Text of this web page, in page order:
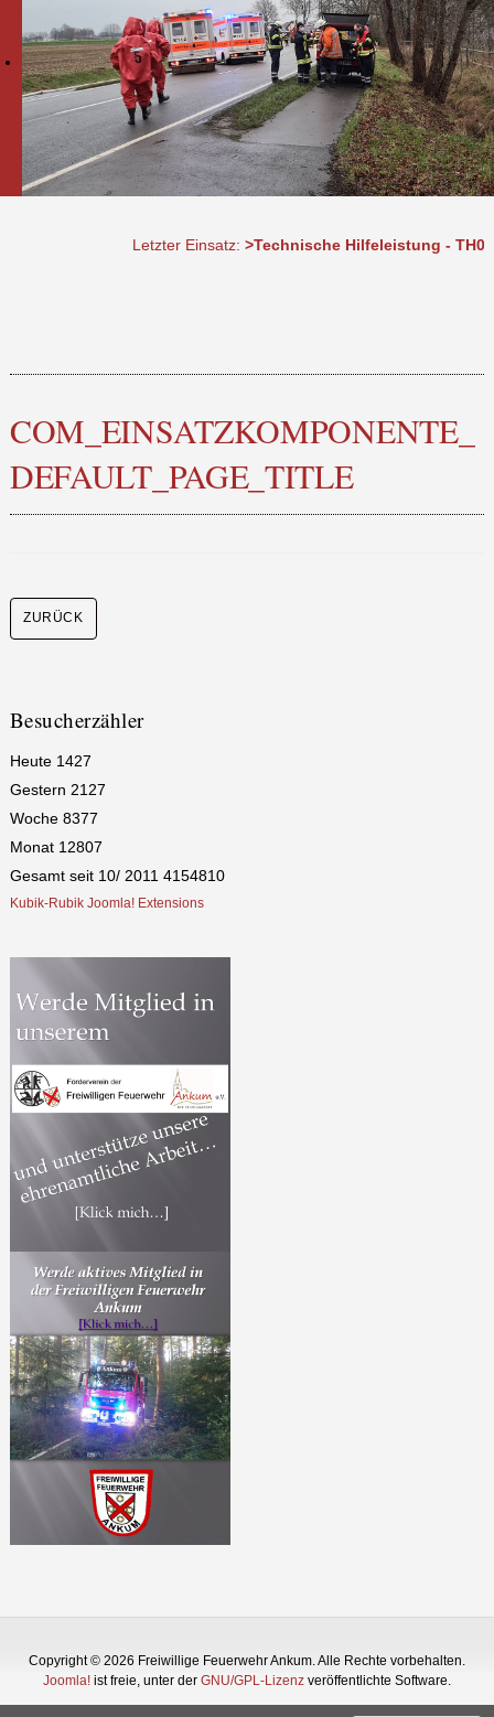
Letzter Einsatz:>Technische Hilfeleistung - TH0
COM_EINSATZKOMPONENTE_
DEFAULT_PAGE_TITLE
Besucherzähler
Heute 1427
Gestern 2127
Woche 8377
Monat 12807
Gesamt seit 10/ 2011 4154810
Kubik-Rubik Joomla! Extensions
Copyright © 2026 Freiwillige Feuerwehr Ankum. Alle Rechte vorbehalten.
Joomla! ist freie, unter der GNU/GPL-Lizenz veröffentlichte Software.